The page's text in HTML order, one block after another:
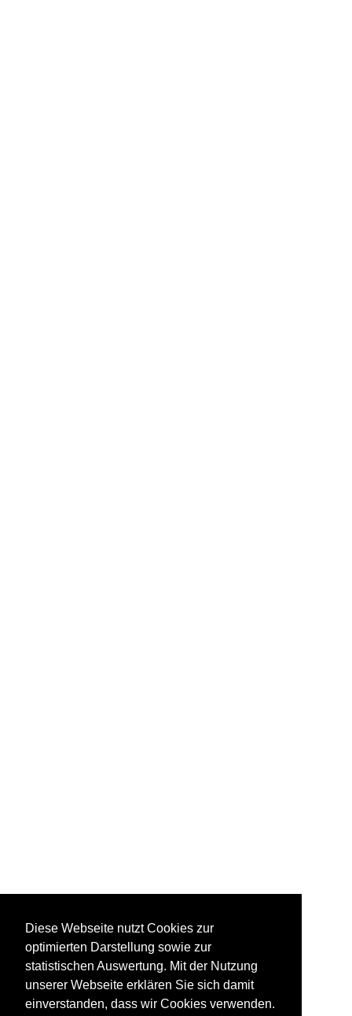
Diese Webseite nutzt Cookies zur
optimierten Darstellung sowie zur
statistischen Auswertung. Mit der Nutzung
unserer Webseite erklären Sie sich damit
einverstanden, dass wir Cookies verwenden.